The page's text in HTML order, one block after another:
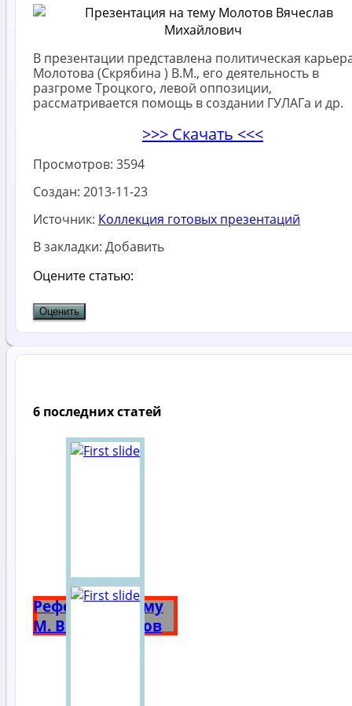
В презентации представлена политическая
Молотова (Скрябина ) В.М., его деятельность в
разгроме Троцкого, левой оппозиции,
рассматривается помощь в создании ГУЛАГа и др.
>>> Скачать <<<
Просмотров: 3594
Создан: 2013-11-23
Источник: Коллекция готовых презентаций
В закладки: Добавить
Оцените статью:
6 последних статей
Реферат на тему
М. В. Ломоносов